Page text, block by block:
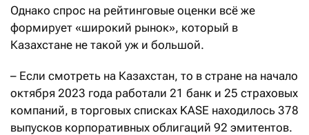
Однако спрос на рейтинговые оценки всё же
формирует «широкий рынок», который в
Казахстане не такой уж и большой.
– Если смотреть на Казахстан, то в стране на начало
октября 2023 года работали 21 банк и 25 страховых
компаний, в торговых списках KASE находилось 378
выпусков корпоративных облигаций 92 эмитентов.